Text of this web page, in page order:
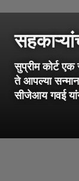
सुप्रीम कोर्ट
ते आपल्या
सीजेआय गवई